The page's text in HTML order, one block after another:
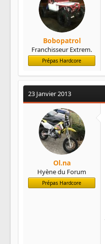
Bobopatrol
Franchisseur Extrem.
Prépas Hardcore
23 Janvier 2013
Ol.na
Hyène du Forum
Prépas Hardcore